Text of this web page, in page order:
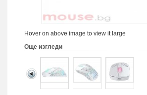
Hover on above image to view it large
Още изгледи